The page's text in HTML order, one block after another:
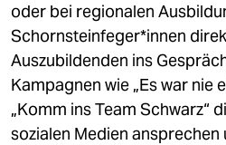
oder bei regionalen
Schornsteinfeger*innen
Auszubildenden ins
Kampagnen wie „Es war nie
„Komm ins Team Schwarz“
sozialen Medien ansprechen